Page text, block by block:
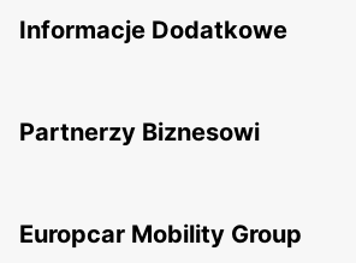
Informacje Dodatkowe
Partnerzy Biznesowi
Europcar Mobility Group